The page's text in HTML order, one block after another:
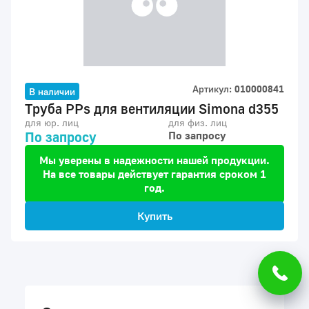
В наличии Артикул: 010000841
Труба PPs для вентиляции Simona d355
для юр. лиц
По запросу
для физ. лиц
По запросу
Мы уверены в надежности нашей продукции.
На все товары действует гарантия сроком 1
год.
Купить
Для обеспечения высокого уровня
обслуживания на этом сайте
используются файлы cookie.
Продолжая его использование, вы
соглашаетесь на обработку